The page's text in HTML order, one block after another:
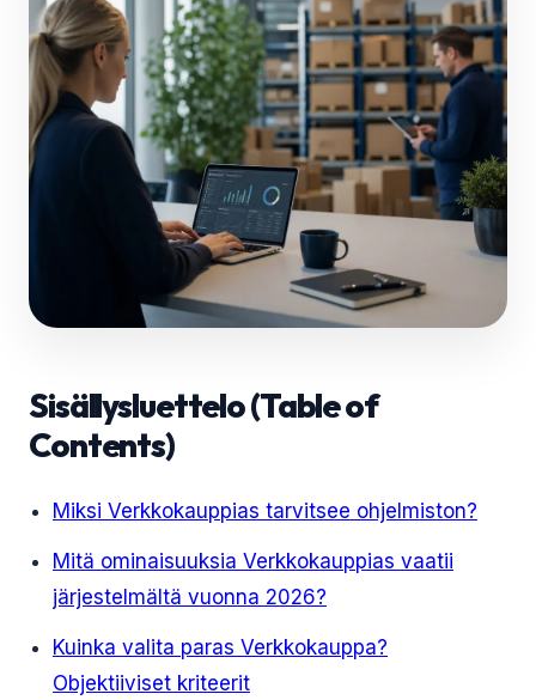
Sisällysluettelo (Table of
Contents)
Miksi Verkkokauppias tarvitsee ohjelmiston?
Mitä ominaisuuksia Verkkokauppias vaatii
järjestelmältä vuonna 2026?
Kuinka valita paras Verkkokauppa?
Objektiiviset kriteerit